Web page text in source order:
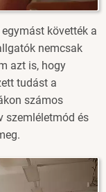
követték a
nemcsak
azt is, hogy
tudást a
számos
szemléletmód és